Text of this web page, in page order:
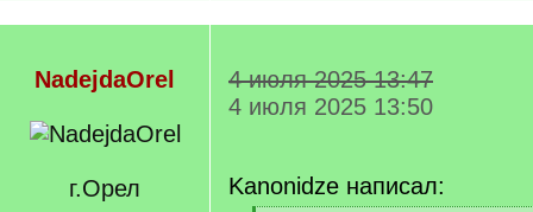
NadejdaOrel
г.Орел
4 июля 2025 13:47
4 июля 2025 13:50
Kanonidze написал: